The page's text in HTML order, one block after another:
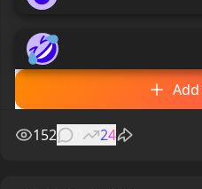
152 24